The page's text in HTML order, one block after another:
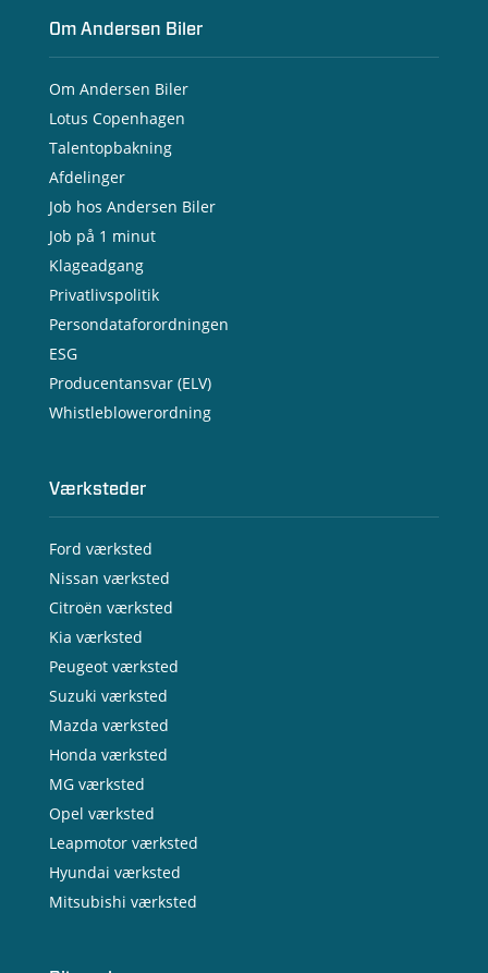
Om Andersen Biler
Om Andersen Biler
Lotus Copenhagen
Talentopbakning
Afdelinger
Job hos Andersen Biler
Job på 1 minut
Klageadgang
Privatlivspolitik
Persondataforordningen
ESG
Producentansvar (ELV)
Whistleblowerordning
Værksteder
Ford værksted
Nissan værksted
Citroën værksted
Kia værksted
Peugeot værksted
Suzuki værksted
Mazda værksted
Honda værksted
MG værksted
Opel værksted
Leapmotor værksted
Hyundai værksted
Mitsubishi værksted